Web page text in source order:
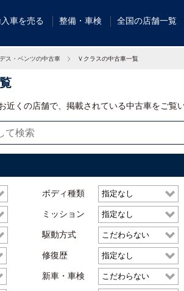
車を売る 整備・車検 全国の店舗一覧
ス・ベンツの中古車 Ｖクラスの中古車一覧
くの店舗で、掲載されている中古車をご覧
ボディ種類
ミッション
駆動方式
修復歴
新車・車検